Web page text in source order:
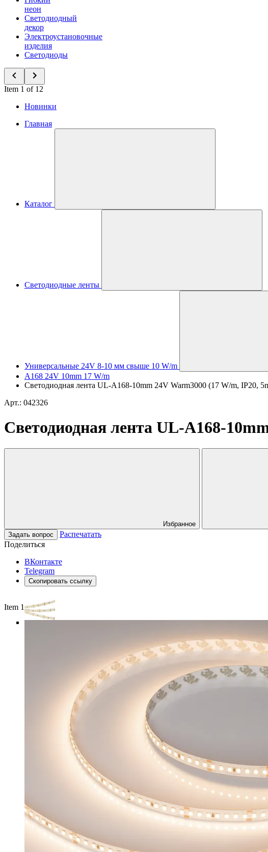
неон
Светодиодный
декор
Электроустановочные
изделия
Светодиоды
Item 1 of 12
Новинки
Главная
Каталог
Светодиодные ленты
Универсальные 24V 8-10 мм свыше 10 W/m
A168 24V 10mm 17 W/m
Светодиодная лента UL-A168-10mm 24V Warm3000 (17 W/m, IP20,
Арт.: 042326
Светодиодная лента UL-A168-
Избранное
Задать вопрос
Распечатать
Поделиться
ВКонтакте
Telegram
Скопировать ссылку
Item 1 of 3